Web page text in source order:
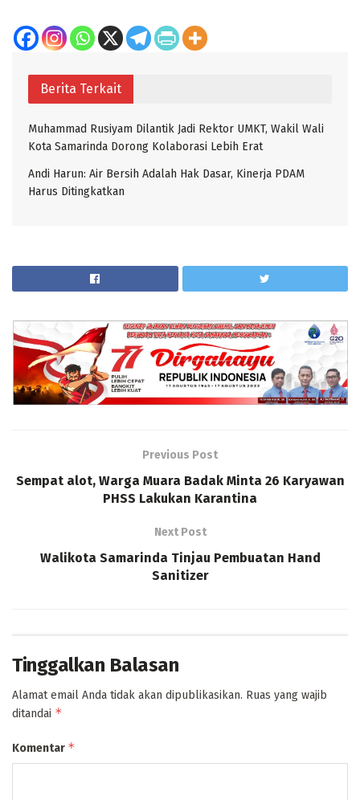
Berita Terkait
Muhammad Rusiyam Dilantik Jadi Rektor UMKT, Wakil Wali
Kota Samarinda Dorong Kolaborasi Lebih Erat
Andi Harun: Air Bersih Adalah Hak Dasar, Kinerja PDAM
Harus Ditingkatkan
Previous Post
Sempat alot, Warga Muara Badak Minta 26 Karyawan
PHSS Lakukan Karantina
Next Post
Walikota Samarinda Tinjau Pembuatan Hand
Sanitizer
Tinggalkan Balasan
Alamat email Anda tidak akan dipublikasikan. Ruas yang wajib
ditandai *
Komentar *